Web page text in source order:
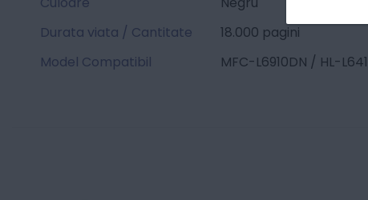
Durata viata / Cantitate
18.000 pagini
Model Compatibil
MFC-L6910DN / HL-